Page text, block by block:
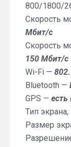
800/1800/
Скорость
Мбит/с
Скорость
150 Мбит/с
Wi-Fi —
Bluetooth —
GPS — есть
Тип
Размер